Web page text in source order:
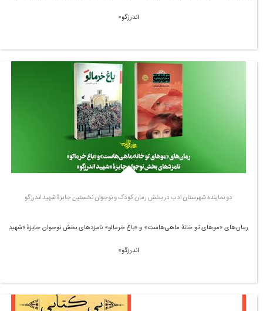
اندرزگو»
دو نماینده شهرستان ادب در بخش رمان کودک و نوجوان نخستین جایزۀ شهید اندرزگو
رمان‌های «موهای تو خانۀ ماهی‌هاست» و «باغ خرمالو» نامزدهای بخش نوجوان جایزۀ «شهید
اندرزگو»